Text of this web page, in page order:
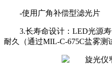
-使用广角补偿型滤光片
3.长寿命设计：LED光源
耐久（通过MIL-C-675C盐雾测